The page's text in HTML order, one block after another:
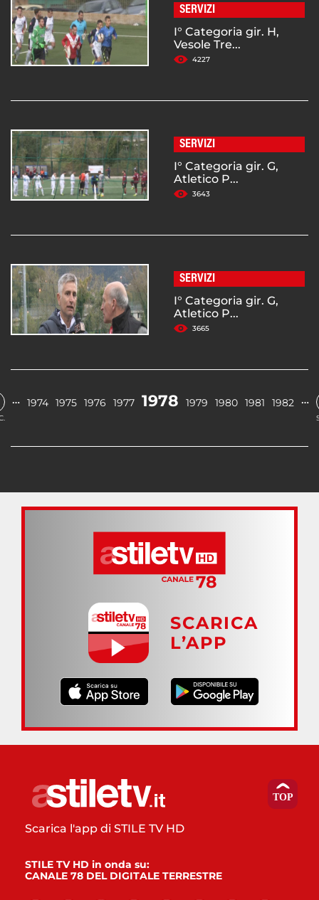
SERVIZI
I° Categoria gir. H,
Vesole Tre...
4227
SERVIZI
I° Categoria gir. G,
Atletico P...
3643
SERVIZI
I° Categoria gir. G,
Atletico P...
3665
… 1974 1975 1976 1977 1978 1979 1980 1981 1982 …
SCARICA
L’APP
Scarica l'app di STILE TV HD
STILE TV HD in onda su:
CANALE 78 DEL DIGITALE TERRESTRE